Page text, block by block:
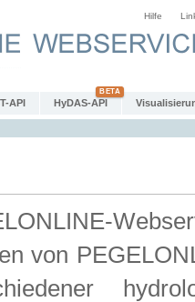
Hilfe
API HyDAS-API
von